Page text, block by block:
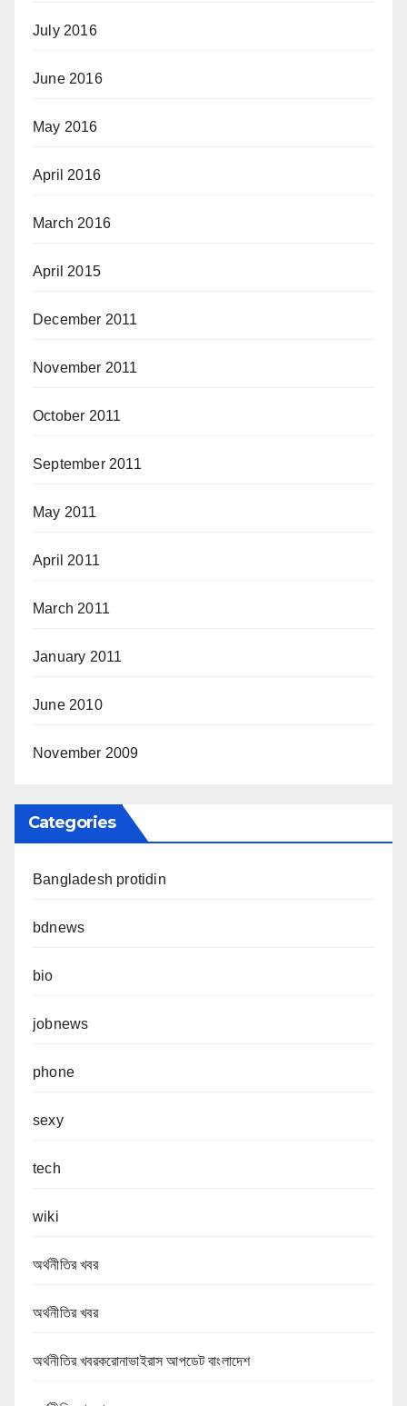
July 2016
June 2016
May 2016
April 2016
March 2016
April 2015
December 2011
November 2011
October 2011
September 2011
May 2011
April 2011
March 2011
January 2011
June 2010
November 2009
Categories
Bangladesh protidin
bdnews
bio
jobnews
phone
sexy
tech
wiki
অর্থনীতির খবর
অর্থনীতির খবর
অর্থনীতির খবরকরোনাভাইরাস আপডেট বাংলাদেশ